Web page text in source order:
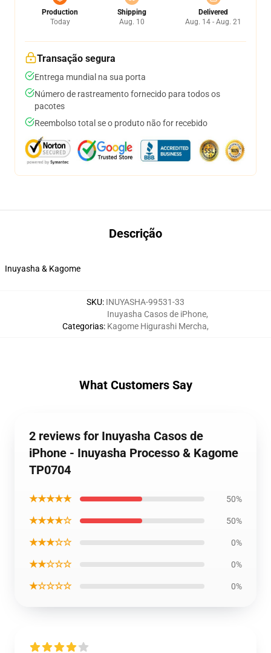
Production
Today
Shipping
Aug. 10
Delivered
Aug. 14 - Aug. 21
Transação segura
Entrega mundial na sua porta
Número de rastreamento fornecido para todos os
pacotes
Reembolso total se o produto não for recebido
Descrição
Inuyasha & Kagome
SKU: INUYASHA-99531-33
Categorias:
Inuyasha Casos de iPhone,
Kagome Higurashi Mercha,
What Customers Say
2 reviews for Inuyasha Casos de
iPhone - Inuyasha Processo & Kagome
TP0704
★★★★★ 50%
★★★★☆ 50%
★★★☆☆ 0%
★★☆☆☆ 0%
★☆☆☆☆ 0%